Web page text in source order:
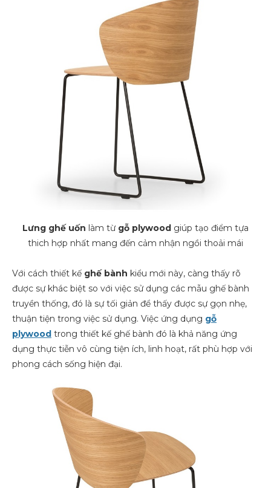
Lưng ghế uốn làm từ gỗ plywood giúp tạo điểm tựa
thich hợp nhất mang đến cảm nhận ngồi thoải mái
Với cách thiết kế ghế bành kiểu mới này, càng thấy rõ
được sự khác biệt so với việc sử dụng các mẫu ghế bành
truyền thống, đó là sự tối giản để thấy được sự gọn nhẹ,
thuận tiện trong việc sử dụng. Việc ứng dụng gỗ
plywood trong thiết kế ghế bành đó là khả năng ứng
dụng thực tiễn vô cùng tiện ích, linh hoạt, rất phù hợp với
phong cách sống hiện đại.